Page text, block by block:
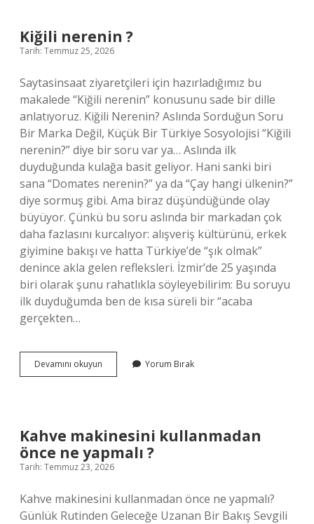
Kiğili nerenin ?
Tarih: Temmuz 25, 2026
Saytasinsaat ziyaretçileri için hazırladığımız bu
makalede “Kiğili nerenin” konusunu sade bir dille
anlatıyoruz. Kiğili Nerenin? Aslında Sorduğun Soru
Bir Marka Değil, Küçük Bir Türkiye Sosyolojisi “Kiğili
nerenin?” diye bir soru var ya… Aslında ilk
duyduğunda kulağa basit geliyor. Hani sanki biri
sana “Domates nerenin?” ya da “Çay hangi ülkenin?”
diye sormuş gibi. Ama biraz düşündüğünde olay
büyüyor. Çünkü bu soru aslında bir markadan çok
daha fazlasını kurcalıyor: alışveriş kültürünü, erkek
giyimine bakışı ve hatta Türkiye’de “şık olmak”
denince akla gelen refleksleri. İzmir’de 25 yaşında
biri olarak şunu rahatlıkla söyleyebilirim: Bu soruyu
ilk duyduğumda ben de kısa süreli bir “acaba
gerçekten…
Devamını okuyun
nerenin
Yorum Bırak
Kahve makinesini kullanmadan
önce ne yapmalı ?
Tarih: Temmuz 23, 2026
Kahve makinesini kullanmadan önce ne yapmalı?
Günlük Rutinden Geleceğe Uzanan Bir Bakış Sevgili